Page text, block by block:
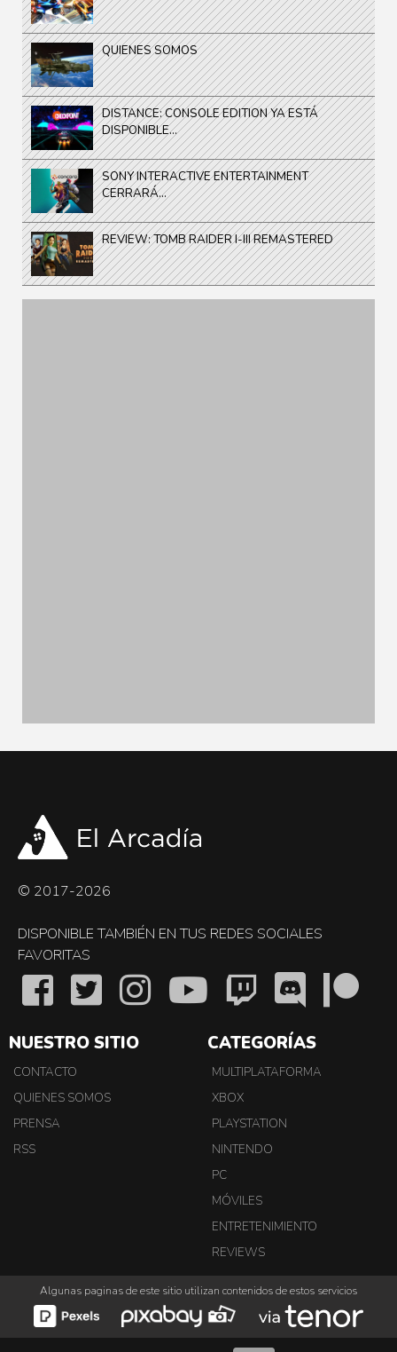
QUIENES SOMOS
DISTANCE: CONSOLE EDITION YA ESTÁ
DISPONIBLE...
SONY INTERACTIVE ENTERTAINMENT
CERRARÁ...
REVIEW: TOMB RAIDER I-III REMASTERED
© 2017-2026
DISPONIBLE TAMBIÉN EN TUS REDES SOCIALES
FAVORITAS
NUESTRO SITIO
CONTACTO
QUIENES SOMOS
PRENSA
RSS
CATEGORÍAS
MULTIPLATAFORMA
XBOX
PLAYSTATION
NINTENDO
PC
MÓVILES
ENTRETENIMIENTO
REVIEWS
Algunas paginas de este sitio utilizan contenidos de estos servicios